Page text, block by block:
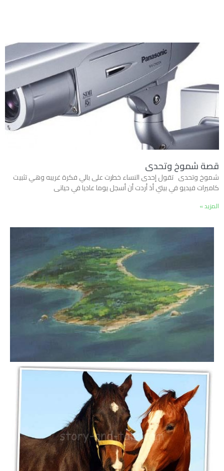
قصة شموخ وتحدى
شموخ وتحدى تقول إحدى النساء خطرت على بالي فكرة غريبه وهي تثبيت
كاميرات فيديو في بيتي أذ أردت أن أسجل يوما عاديا في حياتى
المزيد »